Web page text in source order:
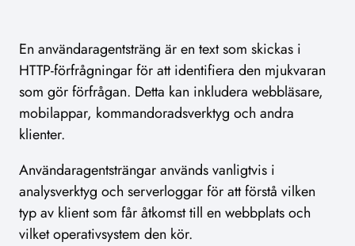
En användaragentsträng är en text som skickas i
HTTP-förfrågningar för att identifiera den mjukvaran
som gör förfrågan. Detta kan inkludera webbläsare,
mobilappar, kommandoradsverktyg och andra
klienter.
Användaragentsträngar används vanligtvis i
analysverktyg och serverloggar för att förstå vilken
typ av klient som får åtkomst till en webbplats och
vilket operativsystem den kör.